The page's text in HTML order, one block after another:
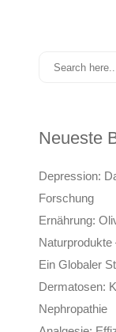
Neueste
Depression:
Forschung
Ernährung:
Ein Globaler
Dermatosen:
Nephropathie